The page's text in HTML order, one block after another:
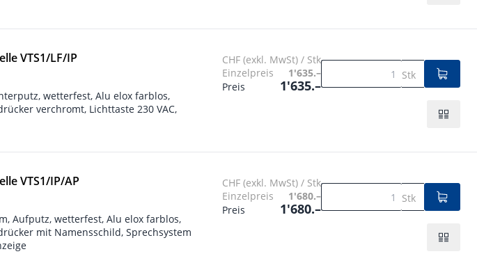
VTS1/LF/IP
wetterfest, Alu elox farblos,
verchromt, Lichttaste 230 VAC,
CHF (exkl. MwSt) / Stk
Einzelpreis
1'635.–
Preis
1'635.–
Stk
VTS1/IP/AP
Aufputz, wetterfest, Alu elox farblos,
mit Namensschild, Sprechsystem
CHF (exkl. MwSt) / Stk
Einzelpreis
1'680.–
Preis
1'680.–
Stk